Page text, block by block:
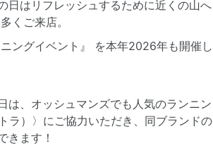
日はリフレッシュするために近くの山へ
くご来店。
ングイベント』 を本年2026年も開催し
は、オッシュマンズでも人気のランニン
ラ）〉にご協力いただき、同ブランドの
きます！